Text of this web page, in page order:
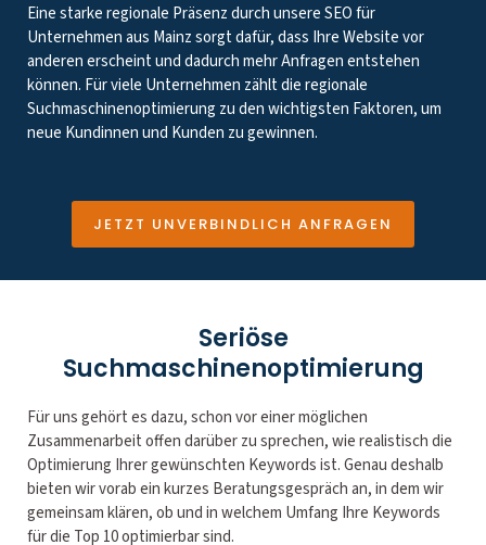
Eine starke regionale Präsenz durch unsere SEO für
Unternehmen aus Mainz sorgt dafür, dass Ihre Website vor
anderen erscheint und dadurch mehr Anfragen entstehen
können. Für viele Unternehmen zählt die regionale
Suchmaschinenoptimierung zu den wichtigsten Faktoren, um
neue Kundinnen und Kunden zu gewinnen.
JETZT UNVERBINDLICH ANFRAGEN
Seriöse
Suchmaschinenoptimierung
Für uns gehört es dazu, schon vor einer möglichen
Zusammenarbeit offen darüber zu sprechen, wie realistisch die
Optimierung Ihrer gewünschten Keywords ist. Genau deshalb
bieten wir vorab ein kurzes Beratungsgespräch an, in dem wir
gemeinsam klären, ob und in welchem Umfang Ihre Keywords
für die Top 10 optimierbar sind.